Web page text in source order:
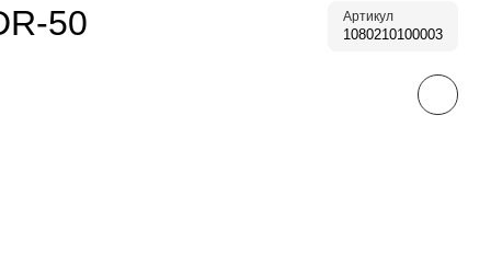
50 Артикул
1080210100003